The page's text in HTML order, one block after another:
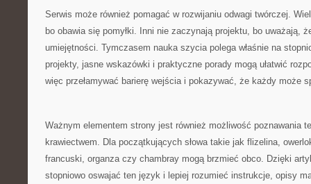
Serwis może również pomagać w rozwijaniu odwagi twórczej.
bo obawia się pomyłki. Inni nie zaczynają projektu, bo uważają,
umiejętności. Tymczasem nauka szycia polega właśnie na
projekty, jasne wskazówki i praktyczne porady mogą ułatwić
więc przełamywać barierę wejścia i pokazywać, że każdy może
Ważnym elementem strony jest również możliwość poznawania
krawiectwem. Dla początkujących słowa takie jak flizelina,
francuski, organza czy chambray mogą brzmieć obco. Dzięki
stopniowo oswajać ten język i lepiej rozumieć instrukcje, opisy